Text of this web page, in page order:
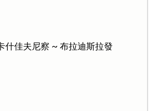
什佳夫尼察 ~ 布拉迪斯拉發